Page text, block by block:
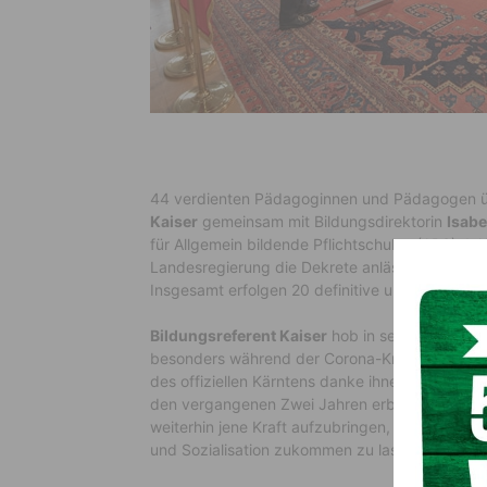
44 verdienten Pädagoginnen und Pädagogen
Kaiser gemeinsam mit Bildungsdirektorin
für Allgemein bildende Pflichtschulen (APS),
Landesregierung die Dekrete anlässlich der
Insgesamt erfolgen 20 definitive und 24
Bildungsreferent Kaiser hob in seiner
besonders während der Corona-Krise hervor.
des offiziellen Kärntens danke ihnen für die
den vergangenen Zwei Jahren erbracht
weiterhin jene Kraft aufzubringen, die
und Sozialisation zukommen zu lassen“, sagte